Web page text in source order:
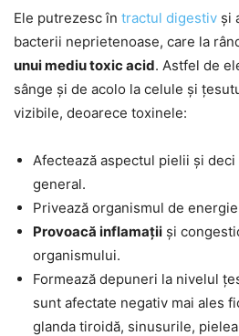
Ele putrezesc în tractul digestiv și
bacterii neprietenoase, care la
unui mediu toxic acid. Astfel de
sânge și de acolo la celule și
vizibile, deoarece toxinele:
Afectează aspectul pielii și
general.
Privează organismul de
Provoacă inflamații și
organismului.
Formează depuneri la nivelul
sunt afectate negativ mai ales
glanda tiroidă, sinusurile,